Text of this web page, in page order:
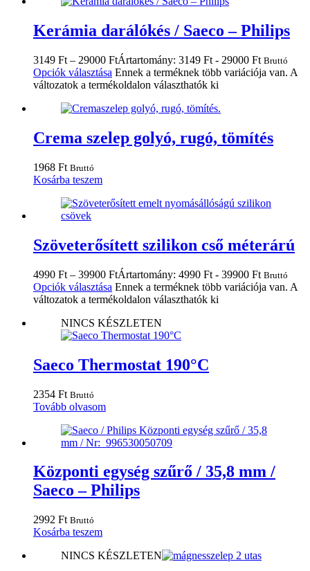
Kerámia darálókés / Saeco – Philips
3149 Ft – 29000 FtÁrtartomány: 3149 Ft - 29000 Ft Bruttó
Opciók választása Ennek a terméknek több variációja van. A
változatok a termékoldalon választhatók ki
Crema szelep golyó, rugó, tömítés
1968 Ft Bruttó
Kosárba teszem
Szöveterősített szilikon cső méterárú
4990 Ft – 39900 FtÁrtartomány: 4990 Ft - 39900 Ft Bruttó
Opciók választása Ennek a terméknek több variációja van. A
változatok a termékoldalon választhatók ki
NINCS KÉSZLETEN
Saeco Thermostat 190°C
2354 Ft Bruttó
Tovább olvasom
Központi egység szűrő / 35,8 mm /
Saeco – Philips
2992 Ft Bruttó
Kosárba teszem
NINCS KÉSZLETEN